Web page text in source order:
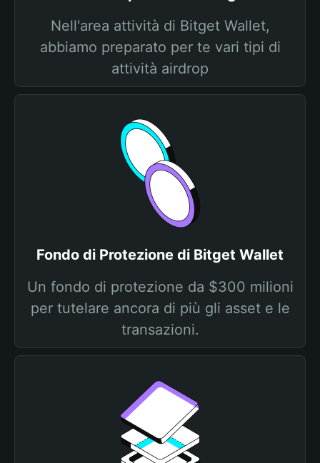
Nell'area attività di Bitget Wallet,
abbiamo preparato per te vari tipi di
attività airdrop
Fondo di Protezione di Bitget Wallet
Un fondo di protezione da $300 milioni
per tutelare ancora di più gli asset e le
transazioni.